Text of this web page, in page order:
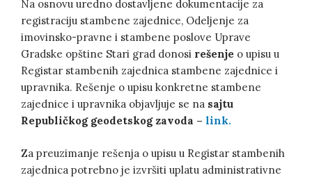
Na osnovu uredno dostavljene dokumentacije za
registraciju stambene zajednice, Odeljenje za
imovinsko-pravne i stambene poslove Uprave
Gradske opštine Stari grad donosi rešenje o upisu u
Registar stambenih zajednica stambene zajednice i
upravnika. Rešenje o upisu konkretne stambene
zajednice i upravnika objavljuje se na sajtu
Republičkog geodetskog zavoda – link.
Za preuzimanje rešenja o upisu u Registar stambenih
zajednica potrebno je izvršiti uplatu administrativne